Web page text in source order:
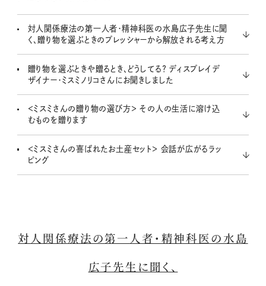
対人関係療法の第一人者・精神科医の水島広子先生に聞
く、贈り物を選ぶときのプレッシャーから解放される考え方
贈り物を選ぶときや贈るとき、どうしてる？ ディスプレイデ
ザイナー・ミスミノリコさんにお聞きしました
＜ミスミさんの贈り物の選び方＞ その人の生活に溶け込
むものを贈ります
＜ミスミさんの喜ばれたお土産セット＞ 会話が広がるラッ
ピング
対人関係療法の第一人者・精神科医の水島
広子先生に聞く、